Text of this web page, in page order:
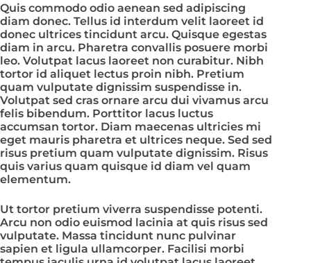
Quis commodo odio aenean sed adipiscing
diam donec. Tellus id interdum velit laoreet id
donec ultrices tincidunt arcu. Quisque egestas
diam in arcu. Pharetra convallis posuere morbi
leo. Volutpat lacus laoreet non curabitur. Nibh
tortor id aliquet lectus proin nibh. Pretium
quam vulputate dignissim suspendisse in.
Volutpat sed cras ornare arcu dui vivamus arcu
felis bibendum. Porttitor lacus luctus
accumsan tortor. Diam maecenas ultricies mi
eget mauris pharetra et ultrices neque. Sed sed
risus pretium quam vulputate dignissim. Risus
quis varius quam quisque id diam vel quam
elementum.
Ut tortor pretium viverra suspendisse potenti.
Arcu non odio euismod lacinia at quis risus sed
vulputate. Massa tincidunt nunc pulvinar
sapien et ligula ullamcorper. Facilisi morbi